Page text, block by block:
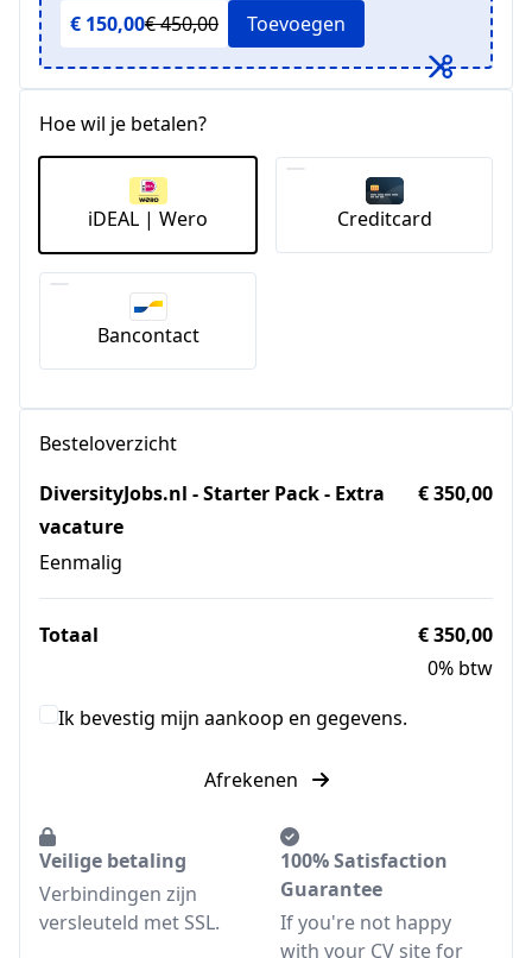
€ 150,00€ 450,00 Toevoegen
Hoe wil je betalen?
iDEAL | Wero Creditcard
Bancontact
Besteloverzicht
DiversityJobs.nl - Starter Pack - Extra
vacature
Eenmalig
€ 350,00
Totaal
€ 350,00
0% btw
Ik bevestig mijn aankoop en gegevens.
Afrekenen
Veilige betaling
Verbindingen zijn
versleuteld met SSL.
100% Satisfaction
Guarantee
If you're not happy
with your CV site for